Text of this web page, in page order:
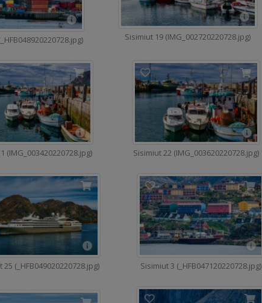
Sisimiut 19 (IMG_002720220728.jpg)
(IMG_003420220728.jpg) Sisimiut 22 (IMG_003620220728.jpg)
25 (_HFB049020220728.jpg) Sisimiut 3 (_HFB047120220728.jpg)